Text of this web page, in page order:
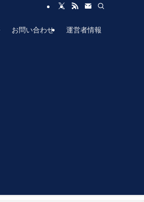
お問い合わせ 運営者情報